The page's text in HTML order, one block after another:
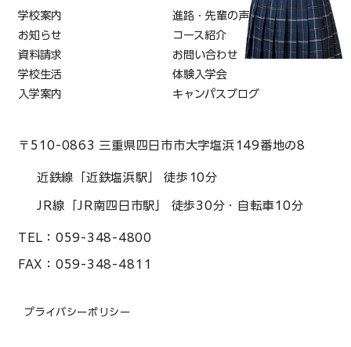
〒510-0863 三重県四日市市大字塩浜149番地の8
近鉄線「近鉄塩浜駅」 徒歩10分
JR線「JR南四日市駅」 徒歩30分・自転車10分
TEL： 059-348-4800
FAX： 059-348-4811
プライバシーポリシー
学校案内
進路・先輩の声
お知らせ
コース紹介
資料請求
お問い合わせ
学校生活
体験入学会
入学案内
キャンパスブログ